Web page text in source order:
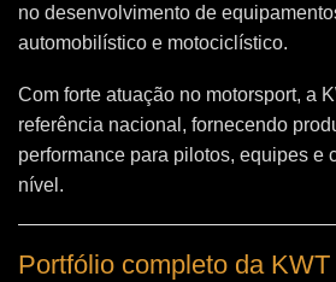
no desenvolvimento de
automobilístico e motociclístico.
Com forte atuação no motorsport, a
referência nacional, fornecendo
performance para pilotos, equipes e
nível.
Portfólio completo da KWT